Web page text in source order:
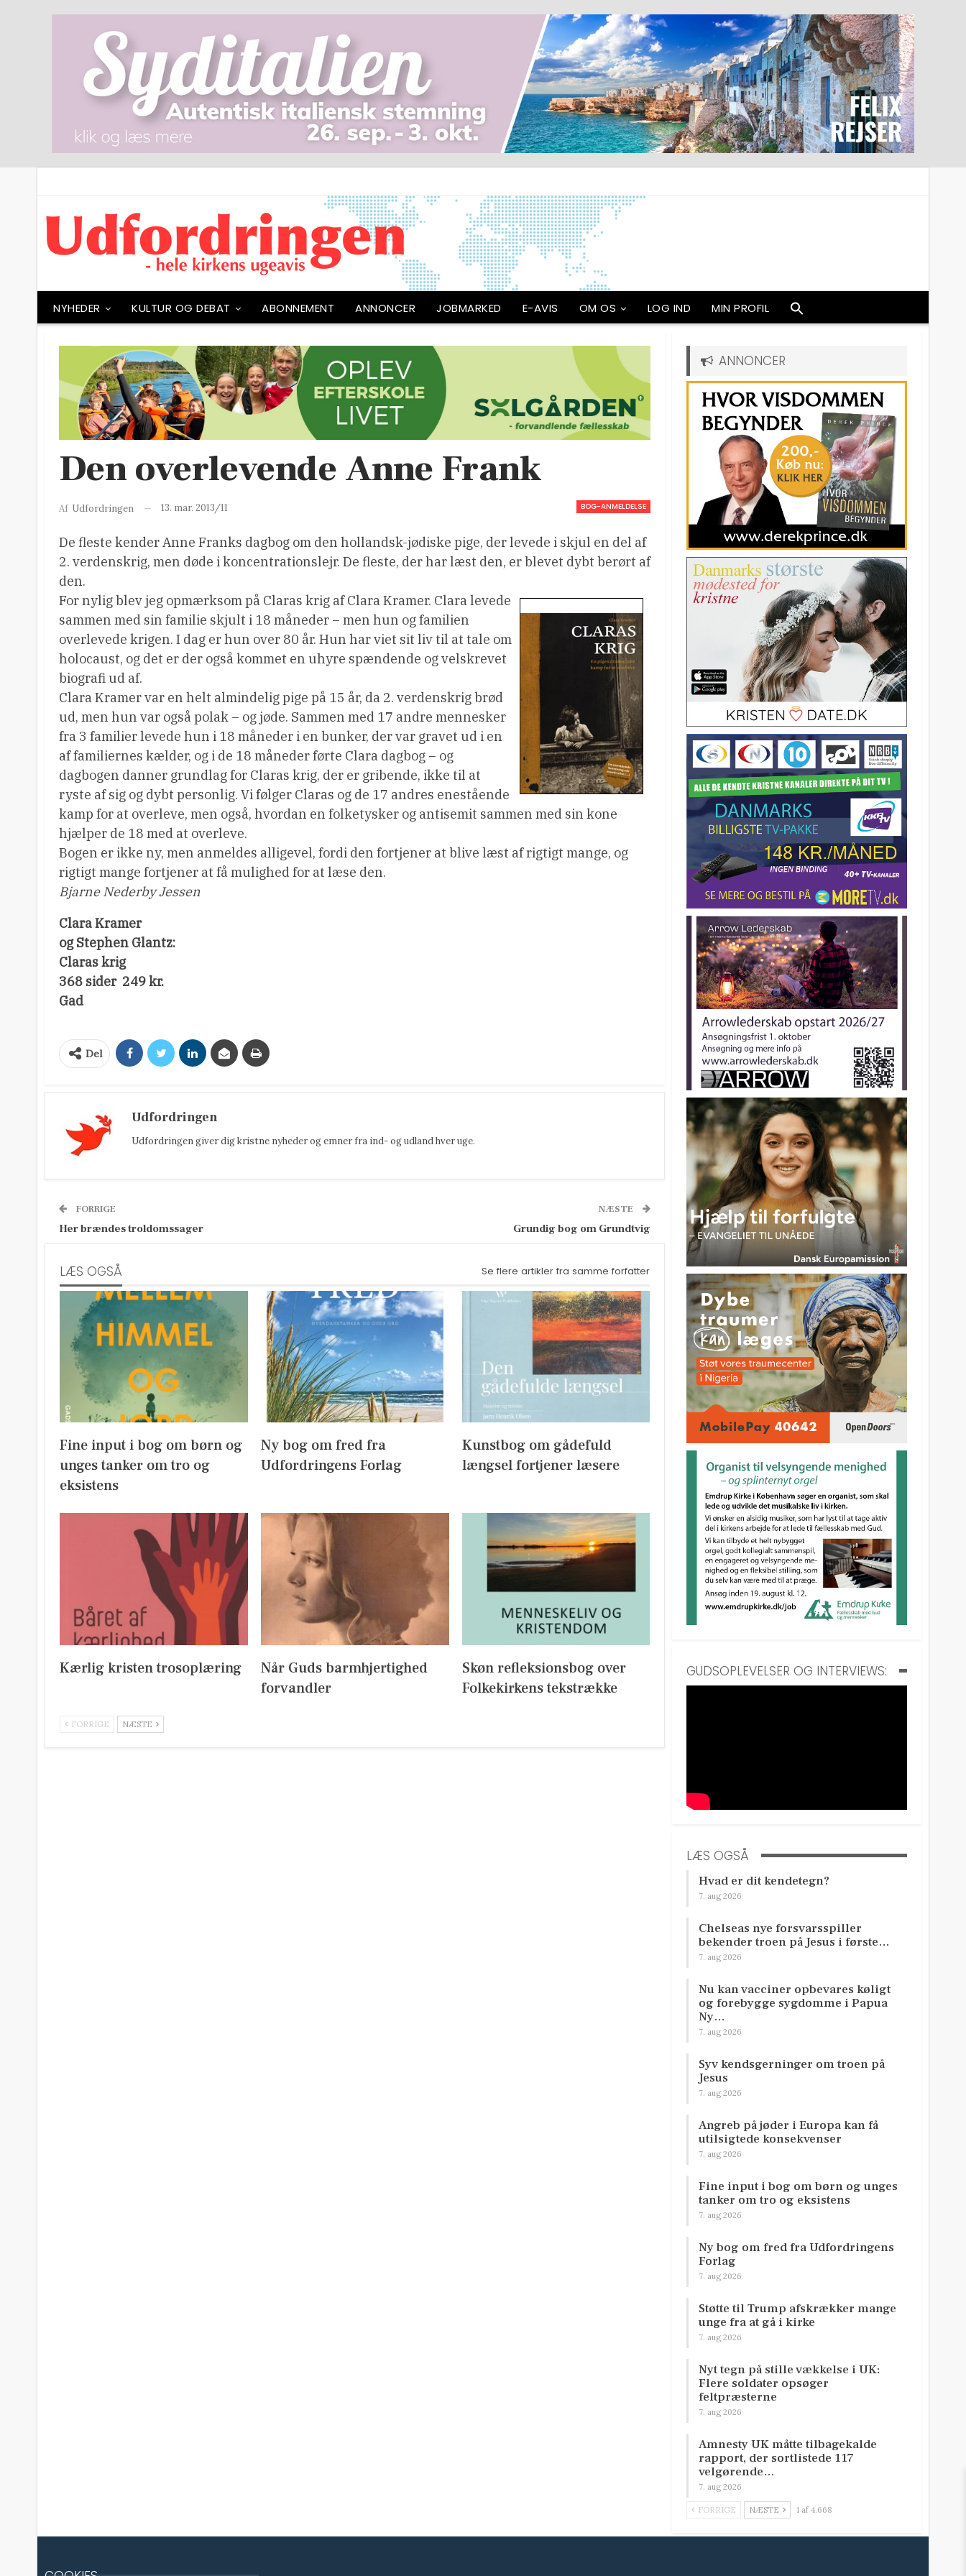
NYHEDER KULTUR OG DEBAT ABONNEMENT ANNONCER JOBMARKED E-AVIS OM OS LOG IND MIN PROFIL
Den overlevende Anne Frank
BOG-ANMELDELSE
Af Udfordringen 13. mar. 2013/11
De fleste kender Anne Franks dagbog om den hollandsk-jødiske pige, der levede i skjul en del af
2. verdenskrig, men døde i koncentrationslejr. De fleste, der har læst den, er blevet dybt berørt af
den.
For nylig blev jeg opmærksom på Claras krig af Clara Kramer. Clara levede
sammen med sin familie skjult i 18 måneder – men hun og familien
overlevede krigen. I dag er hun over 80 år. Hun har viet sit liv til at tale om
holocaust, og det er der også kommet en uhyre spændende og velskrevet
biografi ud af.
Clara Kramer var en helt almindelig pige på 15 år, da 2. verdenskrig brød
ud, men hun var også polak – og jøde. Sammen med 17 andre mennesker
fra 3 familier levede hun i 18 måneder i en bunker, der var gravet ud i en
af familiernes kælder, og i de 18 måneder førte Clara dagbog – og
dagbogen danner grundlag for Claras krig, der er gribende, ikke til at
ryste af sig og dybt personlig. Vi følger Claras og de 17 andres enestående
kamp for at overleve, men også, hvordan en folketysker og antisemit sammen med sin kone
hjælper de 18 med at overleve.
Bogen er ikke ny, men anmeldes alligevel, fordi den fortjener at blive læst af rigtigt mange, og
rigtigt mange fortjener at få mulighed for at læse den.
Bjarne Nederby Jessen
Clara Kramer
og Stephen Glantz:
Claras krig
368 sider  249 kr.
Gad
Del
Udfordringen
Udfordringen giver dig kristne nyheder og emner fra ind- og udland hver uge.
FORRIGE
Her brændes troldomssager
NÆSTE
Grundig bog om Grundtvig
LÆS OGSÅ Se flere artikler fra samme forfatter
Fine input i bog om børn og
unges tanker om tro og
eksistens
Ny bog om fred fra
Udfordringens Forlag
Kunstbog om gådefuld
længsel fortjener læsere
Kærlig kristen trosoplæring
Når Guds barmhjertighed
forvandler
Skøn refleksionsbog over
Folkekirkens tekstrække
FORRIGE NÆSTE
ANNONCER
GUDSOPLEVELSER OG INTERVIEWS:
LÆS OGSÅ
Hvad er dit kendetegn?
7. aug 2026
Chelseas nye forsvarsspiller
bekender troen på Jesus i første…
7. aug 2026
Nu kan vacciner opbevares køligt
og forebygge sygdomme i Papua
Ny…
7. aug 2026
Syv kendsgerninger om troen på
Jesus
7. aug 2026
Angreb på jøder i Europa kan få
utilsigtede konsekvenser
7. aug 2026
Fine input i bog om børn og unges
tanker om tro og eksistens
7. aug 2026
Ny bog om fred fra Udfordringens
Forlag
7. aug 2026
Støtte til Trump afskrækker mange
unge fra at gå i kirke
7. aug 2026
Nyt tegn på stille vækkelse i UK:
Flere soldater opsøger
feltpræsterne
7. aug 2026
Amnesty UK måtte tilbagekalde
rapport, der sortlistede 117
velgørende…
7. aug 2026
FORRIGE NÆSTE 1 af 4.668